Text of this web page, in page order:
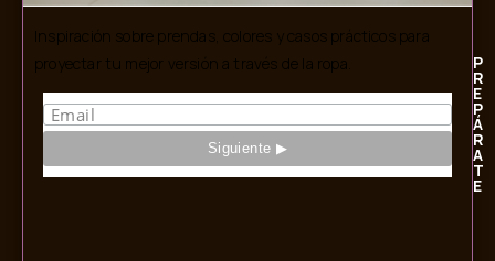
Inspiración sobre prendas, colores y casos prácticos para
proyectar tu mejor versión a través de la ropa.
P
R
E
P
Á
R
A
T
E